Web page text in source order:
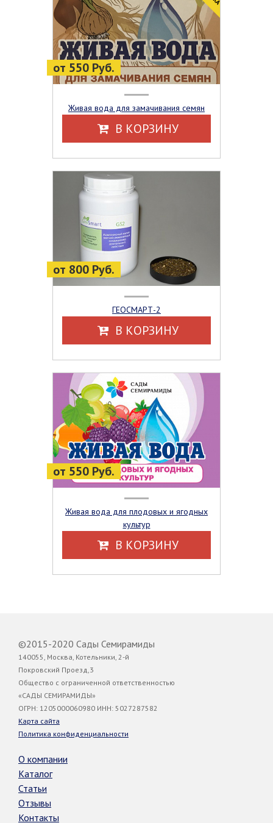
от 550 Руб.
Живая вода для замачивания семян
В КОРЗИНУ
от 800 Руб.
ГЕОСМАРТ-2
В КОРЗИНУ
от 550 Руб.
Живая вода для плодовых и ягодных
культур
В КОРЗИНУ
©2015-2020 Сады Семирамиды
140055, Москва, Котельники, 2-й
Покровский Проезд,3
Общество с ограниченной ответственностью
«САДЫ СЕМИРАМИДЫ»
ОГРН: 1205000060980 ИНН: 5027287582
Карта сайта
Политика конфиденциальности
О компании
Каталог
Статьи
Отзывы
Контакты